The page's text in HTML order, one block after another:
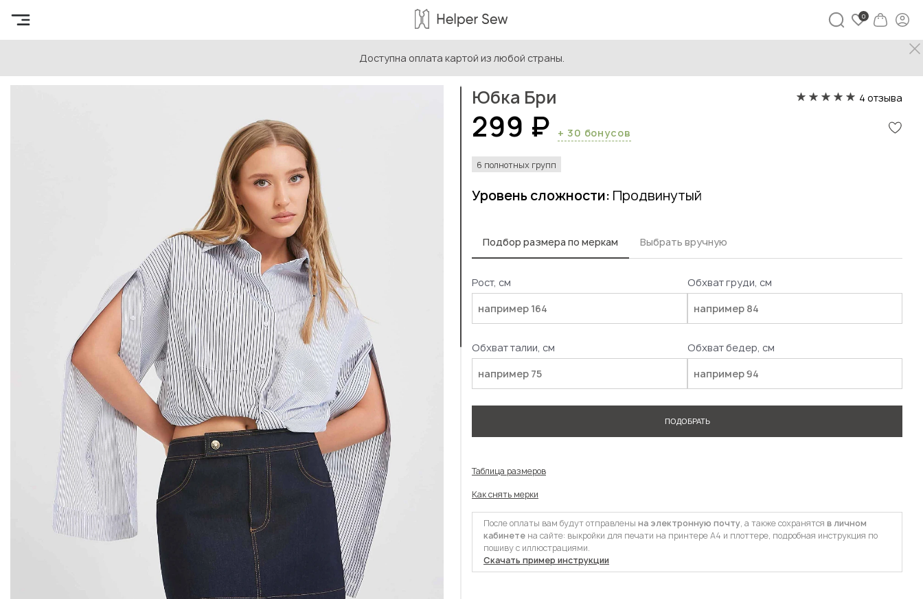
Доступна оплата картой из любой страны.
Выкройки женской одежды / Выкройки юбок / Юбка Бри
Юбка Бри 4 отзыва
299 ₽ + 30 бонусов
6 полнотных групп
Уровень сложности: Продвинутый
Подбор размера по меркам Выбрать вручную
Рост, см Обхват груди, см
Обхват талии, см Обхват бедер, см
ПОДОБРАТЬ
Таблица размеров
Как снять мерки
После оплаты вам будут отправлены на электронную почту, а также сохранятся в личном
кабинете на сайте: выкройки для печати на принтере А4 и плоттере, подробная инструкция по
пошиву с иллюстрациями.
Скачать пример инструкции